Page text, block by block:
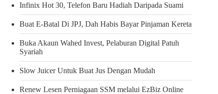
Infinix Hot 30, Telefon Baru Hadiah Daripada Suami
Buat E-Batal Di JPJ, Dah Habis Bayar Pinjaman Kereta
Buka Akaun Wahed Invest, Pelaburan Digital Patuh
Syariah
Slow Juicer Untuk Buat Jus Dengan Mudah
Renew Lesen Perniagaan SSM melalui EzBiz Online